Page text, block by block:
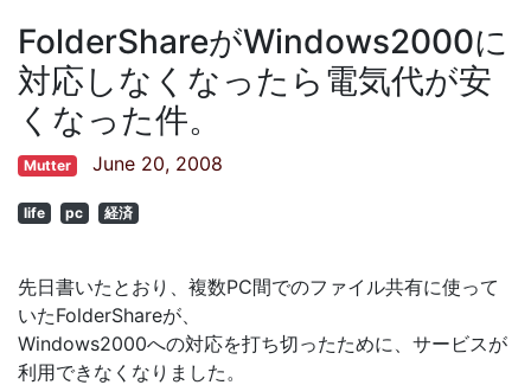
FolderShareがWindows2000に
対応しなくなったら電気代が安
くなった件。
Mutter June 20, 2008
life pc 経済
先日書いたとおり、複数PC間でのファイル共有に使って
いたFolderShareが、
Windows2000への対応を打ち切ったために、サービスが
利用できなくなりました。